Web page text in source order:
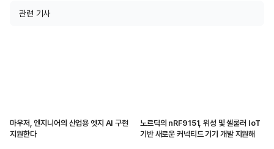
관련 기사
마우저, 엔지니어의 산업용 엣지 AI 구현
지원한다
노르딕의 nRF9151, 위성 및 셀룰러 IoT
기반 새로운 커넥티드 기기 개발 지원해